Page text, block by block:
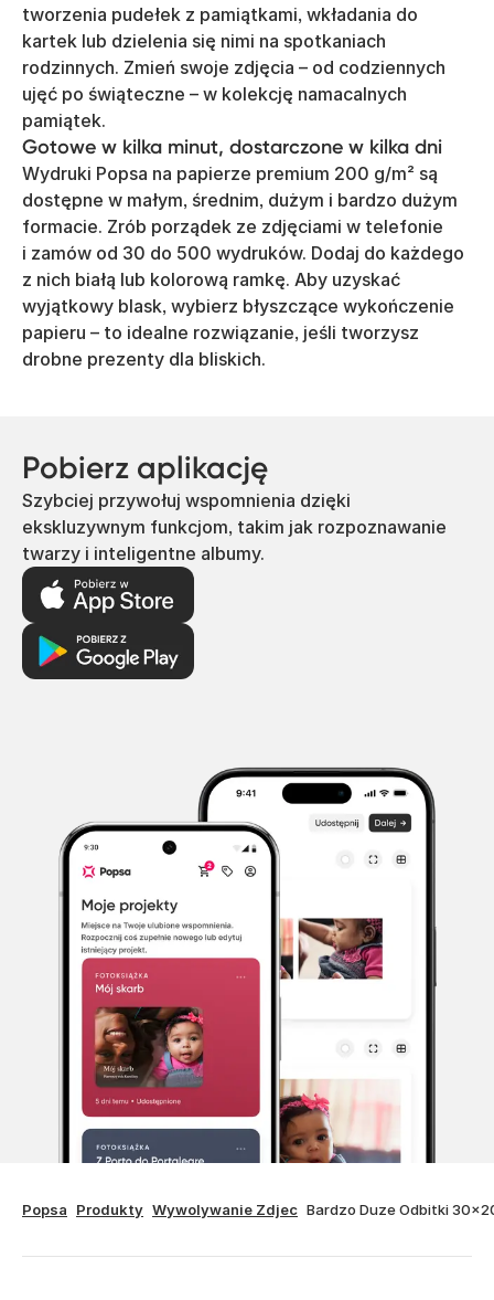
tworzenia pudełek z pamiątkami, wkładania do
kartek lub dzielenia się nimi na spotkaniach
rodzinnych. Zmień swoje zdjęcia – od codziennych
ujęć po świąteczne – w kolekcję namacalnych
pamiątek.
Gotowe w kilka minut, dostarczone w kilka dni
Wydruki Popsa na papierze premium 200 g/m² są
dostępne w małym, średnim, dużym i bardzo dużym
formacie. Zrób porządek ze zdjęciami w telefonie
i zamów od 30 do 500 wydruków. Dodaj do każdego
z nich białą lub kolorową ramkę. Aby uzyskać
wyjątkowy blask, wybierz błyszczące wykończenie
papieru – to idealne rozwiązanie, jeśli tworzysz
drobne prezenty dla bliskich.
Pobierz aplikację
Szybciej przywołuj wspomnienia dzięki
ekskluzywnym funkcjom, takim jak rozpoznawanie
twarzy i inteligentne albumy.
Popsa Produkty Wywolywanie Zdjec Bardzo Duze Odbitki